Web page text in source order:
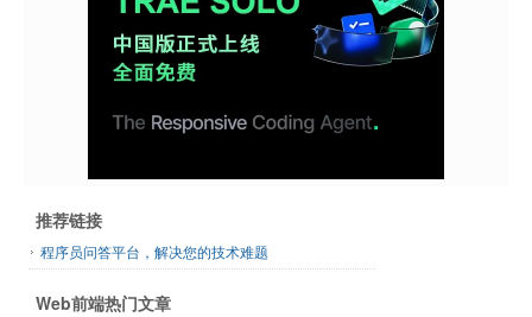
推荐链接
程序员问答平台，解决您的技术难题
Web前端热门文章